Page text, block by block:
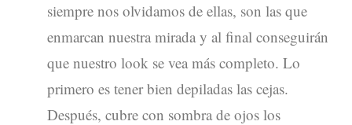
siempre nos olvidamos de ellas, son las que
enmarcan nuestra mirada y al final conseguirán
que nuestro look se vea más completo. Lo
primero es tener bien depiladas las cejas.
Después, cubre con sombra de ojos los